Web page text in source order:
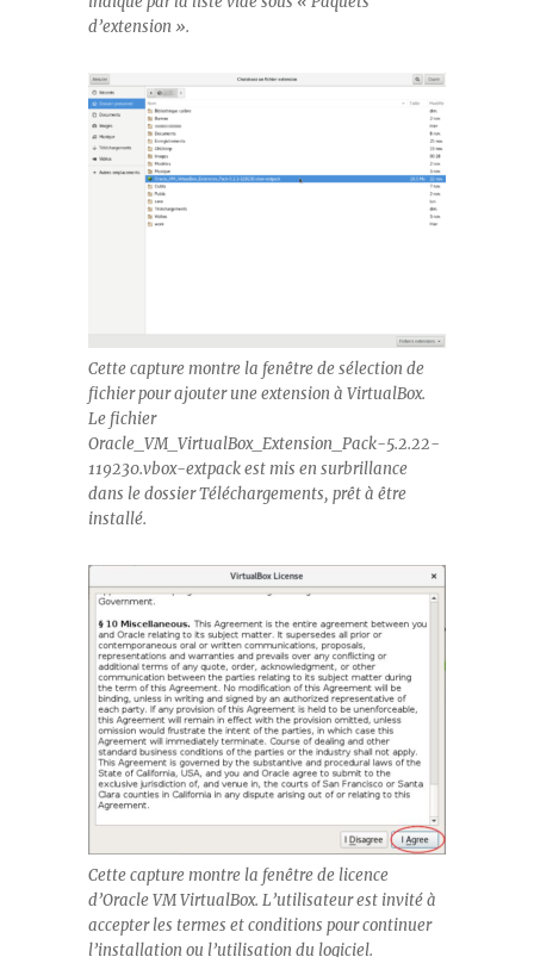
d’extension ».
Cette capture montre la fenêtre de sélection de
fichier pour ajouter une extension à VirtualBox.
Le fichier
Oracle_VM_VirtualBox_Extension_Pack-5.2.22-
119230.vbox-extpack est mis en surbrillance
dans le dossier Téléchargements, prêt à être
installé.
Cette capture montre la fenêtre de licence
d’Oracle VM VirtualBox. L’utilisateur est invité à
accepter les termes et conditions pour continuer
l’installation ou l’utilisation du logiciel.